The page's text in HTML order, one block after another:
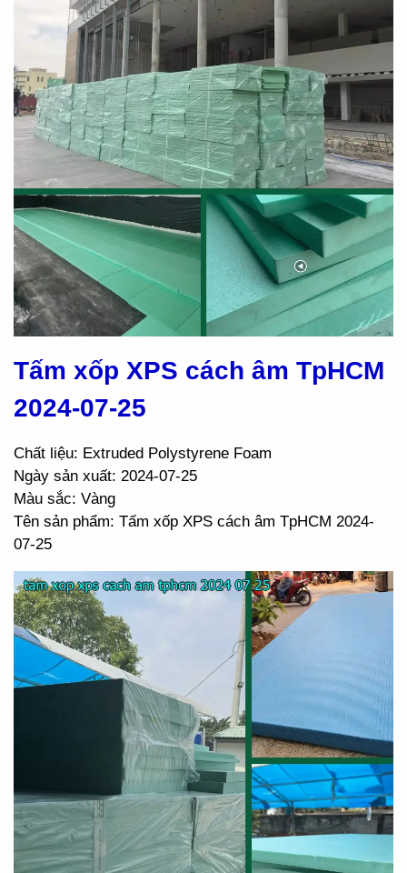
Tấm xốp XPS cách âm TpHCM
2024-07-25
Chất liệu: Extruded Polystyrene Foam
Ngày sản xuất: 2024-07-25
Màu sắc: Vàng
Tên sản phẩm: Tấm xốp XPS cách âm TpHCM 2024-
07-25